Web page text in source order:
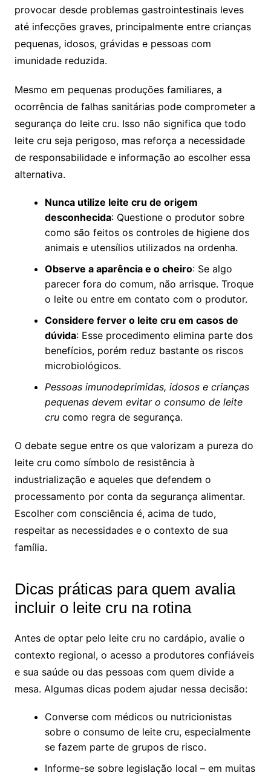
provocar desde problemas gastrointestinais leves
até infecções graves, principalmente entre crianças
pequenas, idosos, grávidas e pessoas com
imunidade reduzida.
Mesmo em pequenas produções familiares, a
ocorrência de falhas sanitárias pode comprometer a
segurança do leite cru. Isso não significa que todo
leite cru seja perigoso, mas reforça a necessidade
de responsabilidade e informação ao escolher essa
alternativa.
Nunca utilize leite cru de origem
desconhecida: Questione o produtor sobre
como são feitos os controles de higiene dos
animais e utensílios utilizados na ordenha.
Observe a aparência e o cheiro: Se algo
parecer fora do comum, não arrisque. Troque
o leite ou entre em contato com o produtor.
Considere ferver o leite cru em casos de
dúvida: Esse procedimento elimina parte dos
benefícios, porém reduz bastante os riscos
microbiológicos.
Pessoas imunodeprimidas, idosos e crianças
pequenas devem evitar o consumo de leite
crucomo regra de segurança.
O debate segue entre os que valorizam a pureza do
leite cru como símbolo de resistência à
industrialização e aqueles que defendem o
processamento por conta da segurança alimentar.
Escolher com consciência é, acima de tudo,
respeitar as necessidades e o contexto de sua
família.
Dicas práticas para quem avalia
incluir o leite cru na rotina
Antes de optar pelo leite cru no cardápio, avalie o
contexto regional, o acesso a produtores confiáveis
e sua saúde ou das pessoas com quem divide a
mesa. Algumas dicas podem ajudar nessa decisão:
Converse com médicos ou nutricionistas
sobre o consumo de leite cru, especialmente
se fazem parte de grupos de risco.
Informe-se sobre legislação local – em muitas